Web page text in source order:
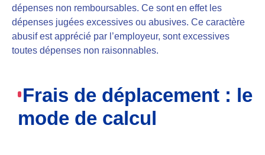
dépenses non remboursables. Ce sont en effet les
dépenses jugées excessives ou abusives. Ce caractère
abusif est apprécié par l’employeur, sont excessives
toutes dépenses non raisonnables.
Frais de déplacement : le
mode de calcul